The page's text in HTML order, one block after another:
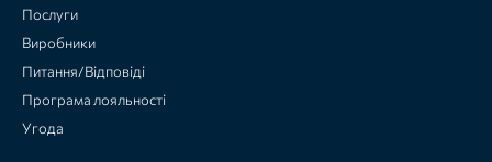
Послуги
Виробники
Питання/Відповіді
Програма лояльності
Угода